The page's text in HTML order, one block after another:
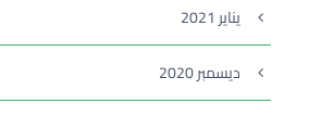
يناير 2021
ديسمبر 2020